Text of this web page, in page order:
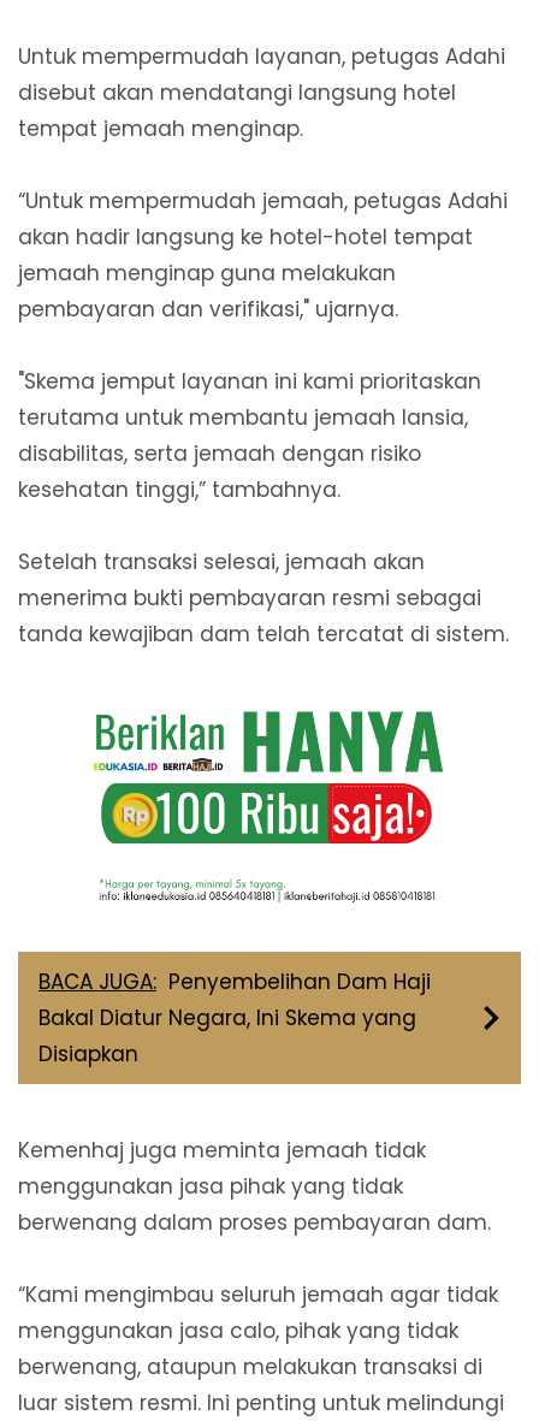
Untuk mempermudah layanan, petugas Adahi
disebut akan mendatangi langsung hotel
tempat jemaah menginap.
“Untuk mempermudah jemaah, petugas Adahi
akan hadir langsung ke hotel-hotel tempat
jemaah menginap guna melakukan
pembayaran dan verifikasi," ujarnya.
"Skema jemput layanan ini kami prioritaskan
terutama untuk membantu jemaah lansia,
disabilitas, serta jemaah dengan risiko
kesehatan tinggi,” tambahnya.
Setelah transaksi selesai, jemaah akan
menerima bukti pembayaran resmi sebagai
tanda kewajiban dam telah tercatat di sistem.
BACA JUGA: Penyembelihan Dam Haji
Bakal Diatur Negara, Ini Skema yang
Disiapkan
Kemenhaj juga meminta jemaah tidak
menggunakan jasa pihak yang tidak
berwenang dalam proses pembayaran dam.
“Kami mengimbau seluruh jemaah agar tidak
menggunakan jasa calo, pihak yang tidak
berwenang, ataupun melakukan transaksi di
luar sistem resmi. Ini penting untuk melindungi